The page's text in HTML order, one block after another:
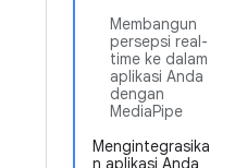
Membangun
persepsi real-
time ke dalam
aplikasi Anda
dengan
MediaPipe
Mengintegrasika
n aplikasi Anda